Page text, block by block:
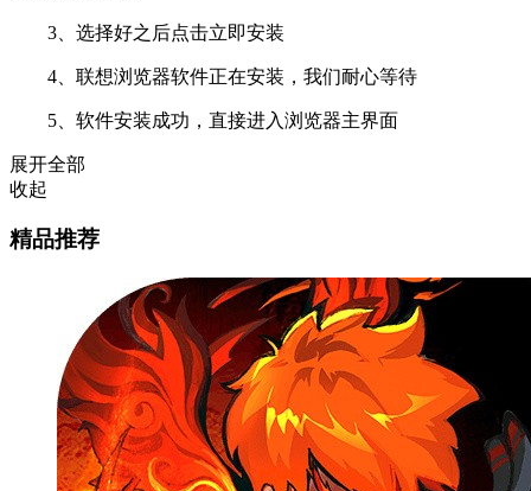
3、选择好之后点击立即安装
4、联想浏览器软件正在安装，我们耐心等待
5、软件安装成功，直接进入浏览器主界面
展开全部
收起
精品推荐